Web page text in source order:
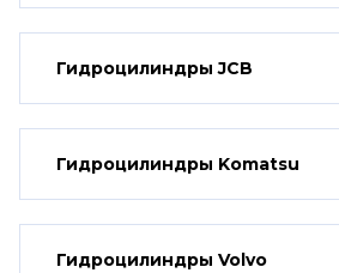
Гидроцилиндры JCB
Гидроцилиндры Komatsu
Гидроцилиндры Volvo